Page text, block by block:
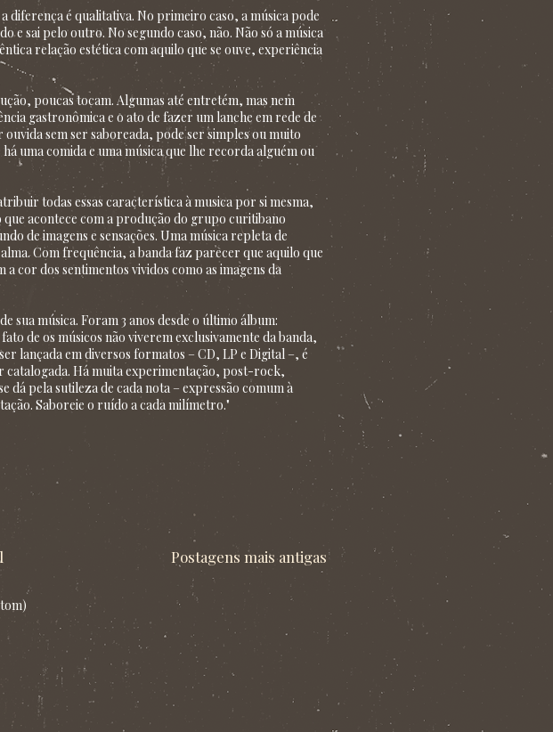
diferença é qualitativa. No primeiro caso, a música pode
e sai pelo outro. No segundo caso, não. Não só a música
relação estética com aquilo que se ouve, experiência
poucas tocam. Algumas até entretém, mas nem
gastronômica e o ato de fazer um lanche em rede de
sem ser saboreada, pode ser simples ou muito
uma comida e uma música que lhe recorda alguém ou
todas essas característica à musica por si mesma,
acontece com a produção do grupo curitibano
de imagens e sensações. Uma música repleta de
Com frequência, a banda faz parecer que aquilo que
cor dos sentimentos vividos como as imagens da
música. Foram 3 anos desde o último álbum:
de os músicos não viverem exclusivamente da banda,
lançada em diversos formatos – CD, LP e Digital –, é
catalogada. Há muita experimentação, post-rock,
dá pela sutileza de cada nota – expressão comum à
Saboreie o ruído a cada milímetro."
Postagens mais antigas